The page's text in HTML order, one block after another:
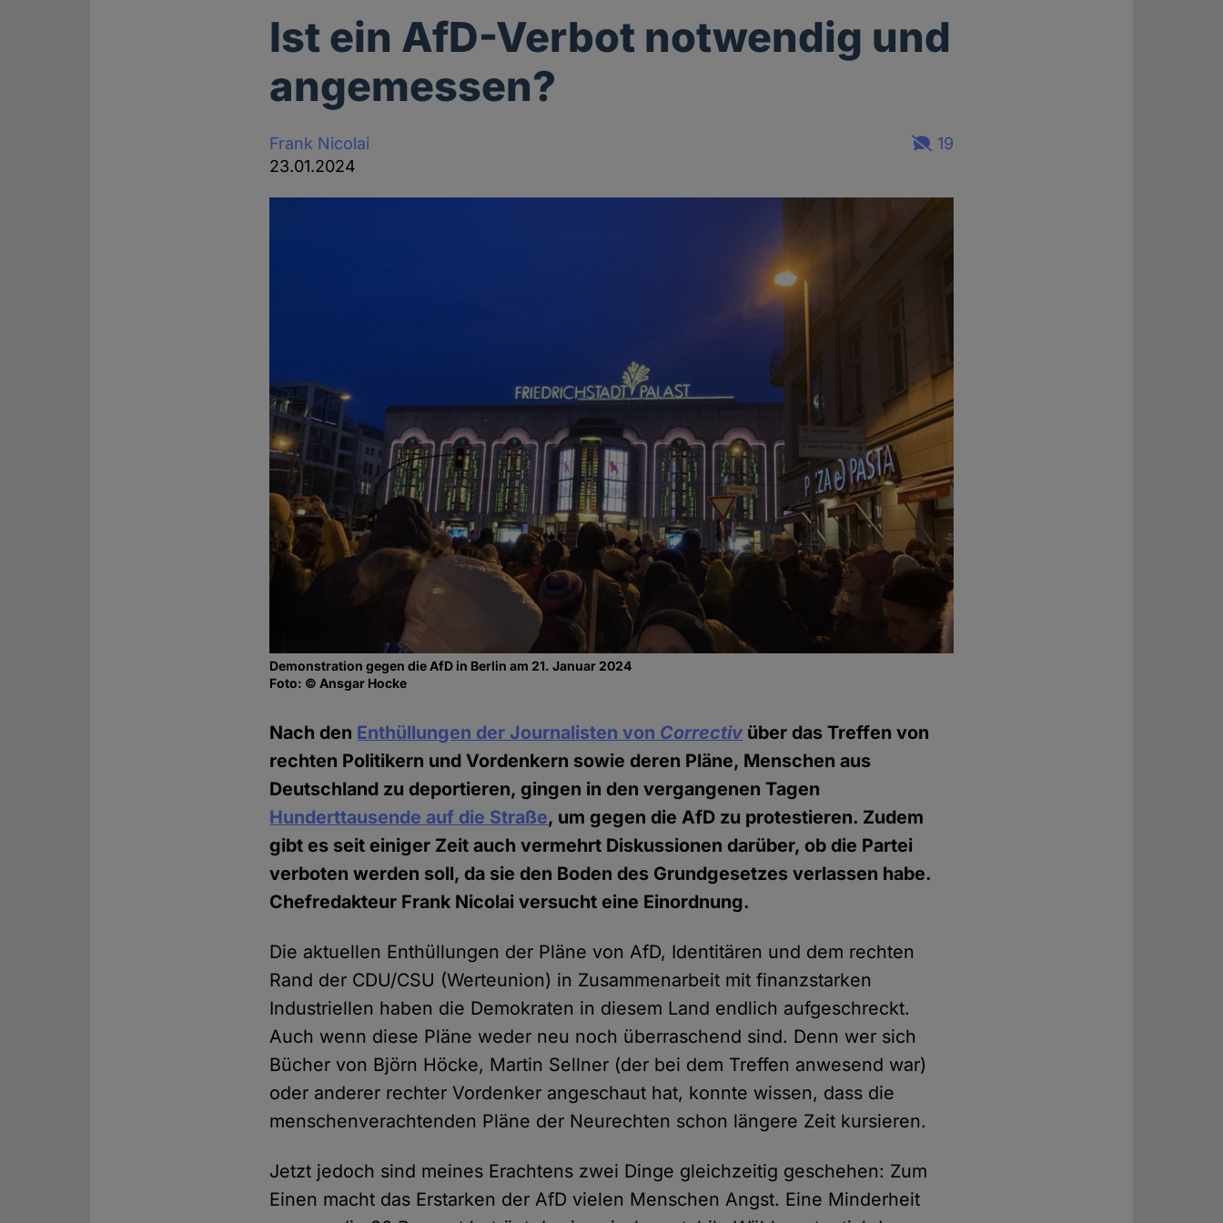
Ist ein AfD-Verbot notwendig und
angemessen?
Frank Nicolai
23.01.2024
19
Demonstration gegen die AfD in Berlin am 21. Januar 2024
Foto: © Ansgar Hocke
Nach den Enthüllungen der Journalisten von Correctiv über das Treffen von
rechten Politikern und Vordenkern sowie deren Pläne, Menschen aus
Deutschland zu deportieren, gingen in den vergangenen Tagen
Hunderttausende auf die Straße, um gegen die AfD zu protestieren. Zudem
gibt es seit einiger Zeit auch vermehrt Diskussionen darüber, ob die Partei
verboten werden soll, da sie den Boden des Grundgesetzes verlassen habe.
Chefredakteur Frank Nicolai versucht eine Einordnung.
Die aktuellen Enthüllungen der Pläne von AfD, Identitären und dem rechten
Rand der CDU/CSU (Werteunion) in Zusammenarbeit mit finanzstarken
Industriellen haben die Demokraten in diesem Land endlich aufgeschreckt.
Auch wenn diese Pläne weder neu noch überraschend sind. Denn wer sich
Bücher von Björn Höcke, Martin Sellner (der bei dem Treffen anwesend war)
oder anderer rechter Vordenker angeschaut hat, konnte wissen, dass die
menschenverachtenden Pläne der Neurechten schon längere Zeit kursieren.
Jetzt jedoch sind meines Erachtens zwei Dinge gleichzeitig geschehen: Zum
Einen macht das Erstarken der AfD vielen Menschen Angst. Eine Minderheit